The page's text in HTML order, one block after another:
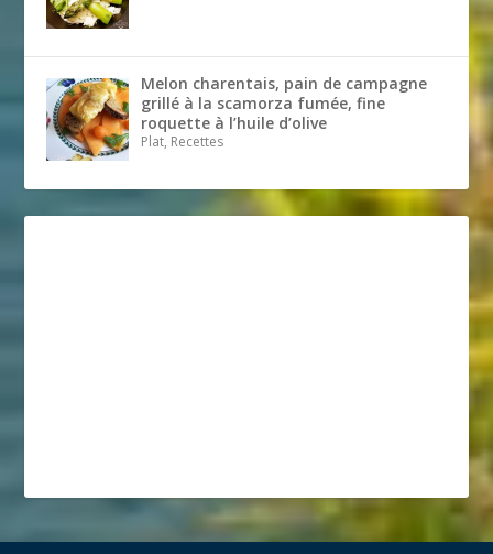
Melon charentais, pain de campagne
grillé à la scamorza fumée, fine
roquette à l’huile d’olive
Plat, Recettes